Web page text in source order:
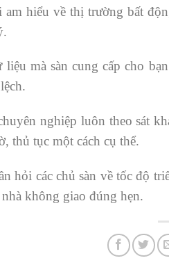
hiểu về thị trường bất
mà sàn cung cấp cho
nghiệp luôn theo sát
thủ tục một cách cụ thể.
hỏi các chủ sàn về tốc độ
không giao đúng hẹn.